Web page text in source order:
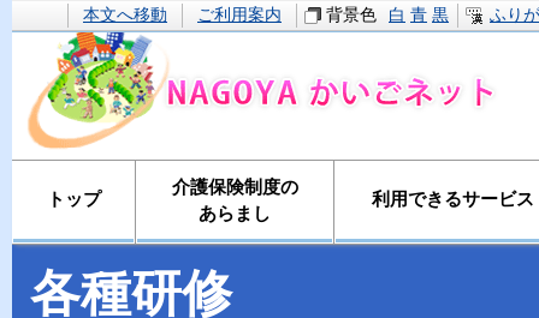
本文へ移動 ご利用案内 背景色 白 青 黒 ふり
トップ
介護保険制度の
あらまし
利用できるサービス
各種研修